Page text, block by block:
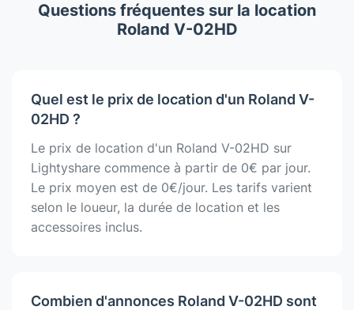
Questions fréquentes sur la location
Roland V-02HD
Quel est le prix de location d'un Roland V-
02HD ?
Le prix de location d'un Roland V-02HD sur
Lightyshare commence à partir de 0€ par jour.
Le prix moyen est de 0€/jour. Les tarifs varient
selon le loueur, la durée de location et les
accessoires inclus.
Combien d'annonces Roland V-02HD sont